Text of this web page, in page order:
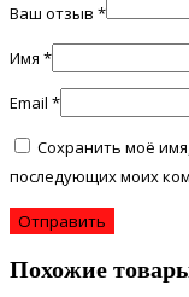
Ваш отзыв *
Имя *
Email *
Сохранить моё
последующих моих
Похожие